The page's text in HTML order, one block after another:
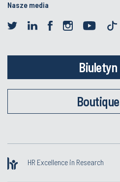
Nasze media
Biuletyn
Boutique
HR Excellence in Research